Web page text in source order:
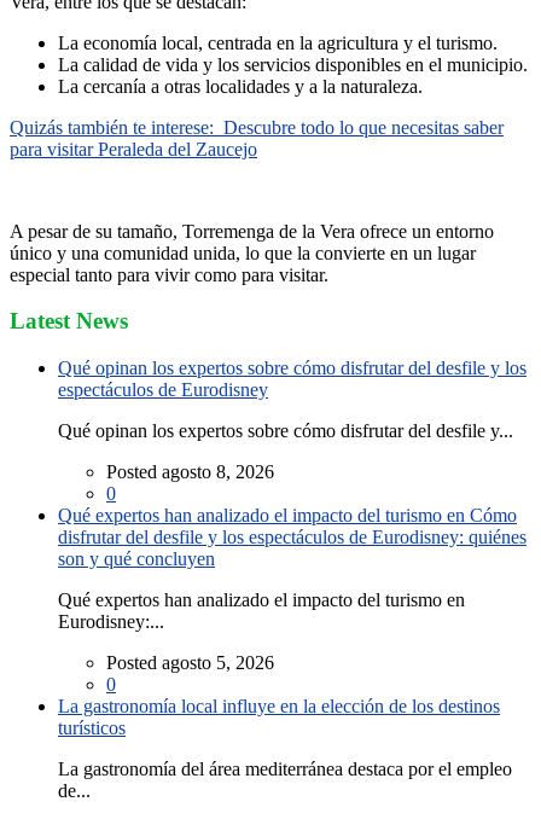
La economía local, centrada en la agricultura y el turismo.
La calidad de vida y los servicios disponibles en el municipio.
La cercanía a otras localidades y a la naturaleza.
Quizás también te interese: Descubre todo lo que necesitas saber
para visitar Peraleda del Zaucejo
A pesar de su tamaño, Torremenga de la Vera ofrece un entorno
único y una comunidad unida, lo que la convierte en un lugar
especial tanto para vivir como para visitar.
Latest News
Qué opinan los expertos sobre cómo disfrutar del desfile y los
espectáculos de Eurodisney
Qué opinan los expertos sobre cómo disfrutar del desfile y...
Posted agosto 8, 2026
0
Qué expertos han analizado el impacto del turismo en Cómo
disfrutar del desfile y los espectáculos de Eurodisney: quiénes
son y qué concluyen
Qué expertos han analizado el impacto del turismo en
Eurodisney:...
Posted agosto 5, 2026
0
La gastronomía local influye en la elección de los destinos
turísticos
La gastronomía del área mediterránea destaca por el empleo
de...